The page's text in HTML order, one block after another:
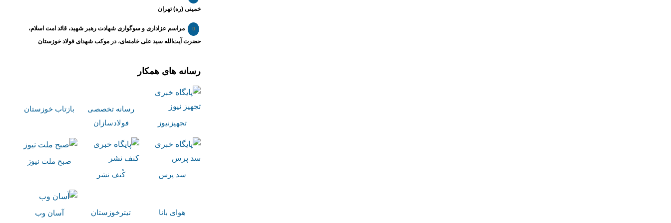
خمینی (ره) تهران
مراسم عزاداری و سوگواری شهادت رهبر شهید، قائد امت اسلام،
حضرت آیت‌الله سید علی خامنه‌ای، در موکب شهدای فولاد خوزستان
رسانه های همکار
تجهیزنیوز
رسانه تخصصی
فولادسازان
بازتاب خوزستان
سد پرس کُنف نشر
صبح ملت نیوز
هوای بانا تیترخوزستان آسان وب